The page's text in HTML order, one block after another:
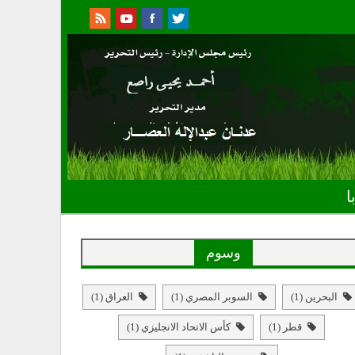
وسوم
البحرين (1) السوبر المصري (1) العراق (1)
قطر (1) كأس الاتحاد الانجليزي (1)